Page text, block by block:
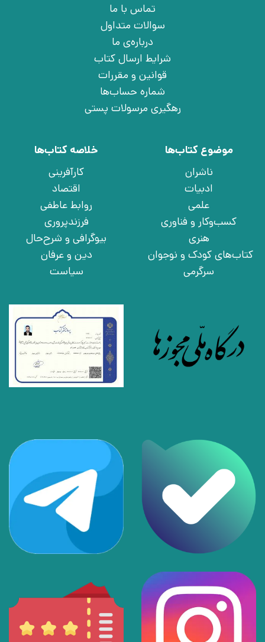
تماس با ما
سوالات متداول
درباره‌ی ما
شرایط ارسال کتاب
قوانین و مقررات
شماره حساب‌ها
رهگیری مرسولات پستی
موضوع کتاب‌ها
ناشران
ادبیات
علمی
کسب‌وکار و فناوری
هنری
کتاب‌های کودک و نوجوان
سرگرمی
خلاصه کتاب‌ها
کارآفرینی
اقتصاد
روابط عاطفی
فرزندپروری
بیوگرافی و شرح‌حال
دین و عرفان
سیاست